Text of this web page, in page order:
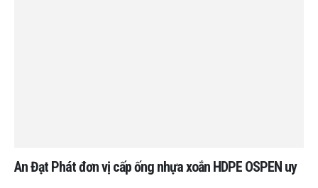
An Đạt Phát đơn vị cấp ống nhựa xoắn HDPE OSPEN uy